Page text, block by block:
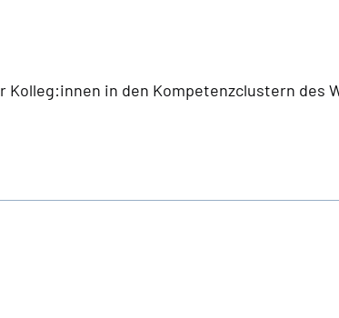
Kolleg:innen in den Kompetenzclustern des